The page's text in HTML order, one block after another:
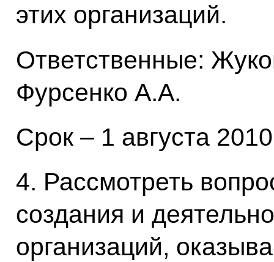
этих организаций.
Ответственные:
Фурсенко А.А.
Срок – 1 августа
4. Рассмотреть
создания и
организаций,